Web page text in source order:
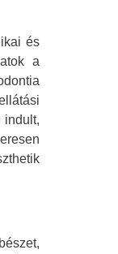
és
a
indult,